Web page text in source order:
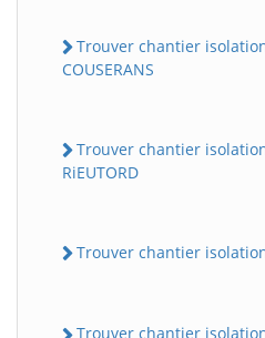
Trouver chantier isolation
COUSERANS
Trouver chantier isolation
RiEUTORD
Trouver chantier
Trouver chantier isolation